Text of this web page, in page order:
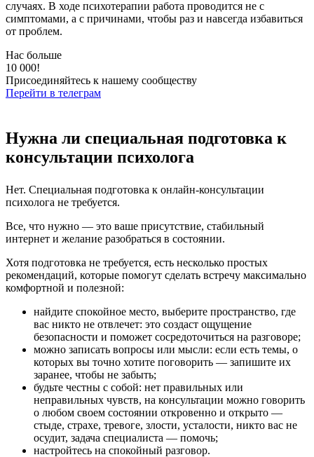
случаях. В ходе психотерапии работа проводится не с
симптомами, а с причинами, чтобы раз и навсегда избавиться
от проблем.
Нас больше
10 000!
Присоединяйтесь к нашему сообществу
Перейти в телеграм
Нужна ли специальная подготовка к
консультации психолога
Нет. Специальная подготовка к онлайн-консультации
психолога не требуется.
Все, что нужно — это ваше присутствие, стабильный
интернет и желание разобраться в состоянии.
Хотя подготовка не требуется, есть несколько простых
рекомендаций, которые помогут сделать встречу максимально
комфортной и полезной:
найдите спокойное место, выберите пространство, где
вас никто не отвлечет: это создаст ощущение
безопасности и поможет сосредоточиться на разговоре;
можно записать вопросы или мысли: если есть темы, о
которых вы точно хотите поговорить — запишите их
заранее, чтобы не забыть;
будьте честны с собой: нет правильных или
неправильных чувств, на консультации можно говорить
о любом своем состоянии откровенно и открыто —
стыде, страхе, тревоге, злости, усталости, никто вас не
осудит, задача специалиста — помочь;
настройтесь на спокойный разговор.